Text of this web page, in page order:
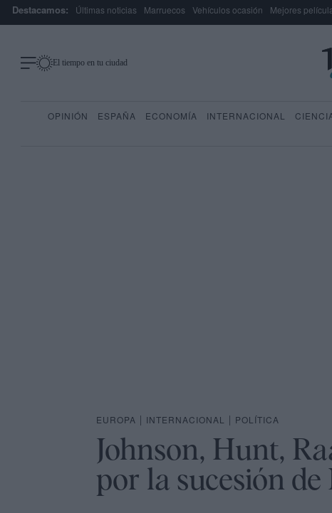
Destacamos: Últimas noticias Marruecos Vehículos ocasión Mejores
El tiempo en tu ciudad
OPINIÓN ESPAÑA ECONOMÍA INTERNACIONAL
EUROPA | INTERNACIONAL | POLÍTICA
Johnson, Hunt,
por la sucesión de